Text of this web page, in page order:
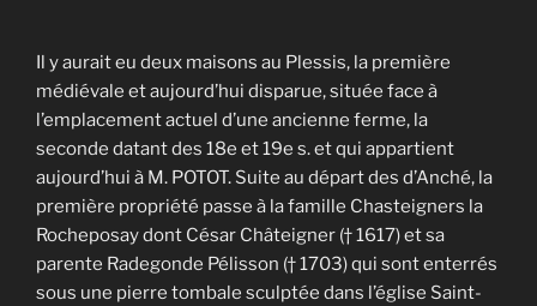
Il y aurait eu deux maisons au Plessis, la première
médiévale et aujourd’hui disparue, située face à
l’emplacement actuel d’une ancienne ferme, la
seconde datant des 18e et 19e s. et qui appartient
aujourd’hui à M. POTOT. Suite au départ des d’Anché, la
première propriété passe à la famille Chasteigners la
Rocheposay dont César Châteigner († 1617) et sa
parente Radegonde Pélisson († 1703) qui sont enterrés
sous une pierre tombale sculptée dans l’église Saint-